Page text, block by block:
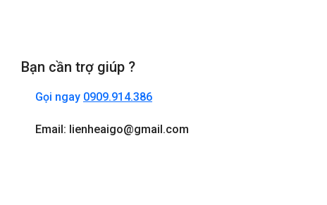
Bạn cần trợ giúp ?
Gọi ngay 0909.914.386
Email: lienheaigo@gmail.com